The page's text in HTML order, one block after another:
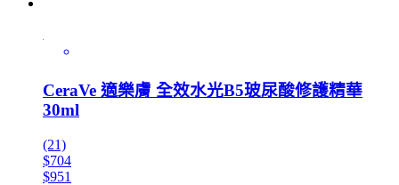
CeraVe 適樂膚 全效水光B5玻尿酸修護精華
30ml
(21)
$704
$951